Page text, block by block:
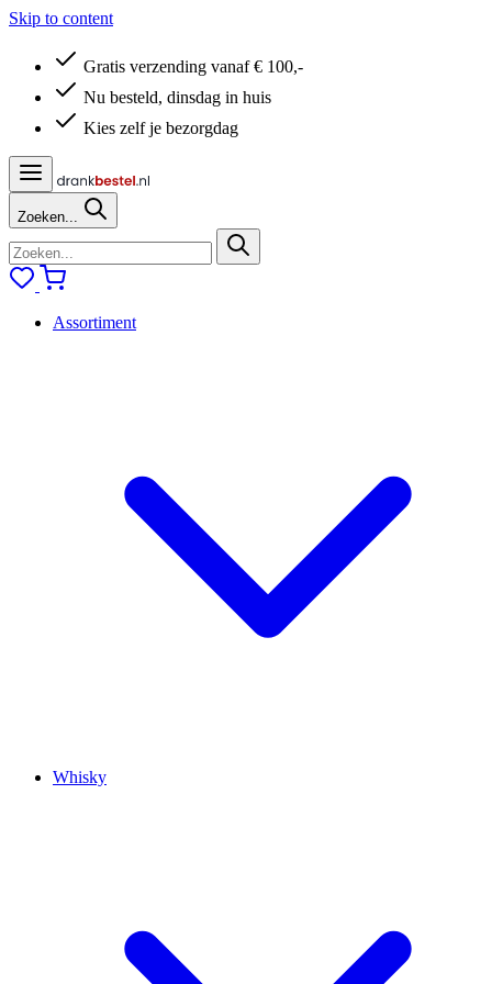
Skip to content
Gratis verzending vanaf € 100,-
Nu besteld, dinsdag in huis
Kies zelf je bezorgdag
Zoeken...
Assortiment
Whisky